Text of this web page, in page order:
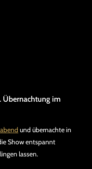
Übernachtung im
und übernachte in
Show entspannt
lassen.